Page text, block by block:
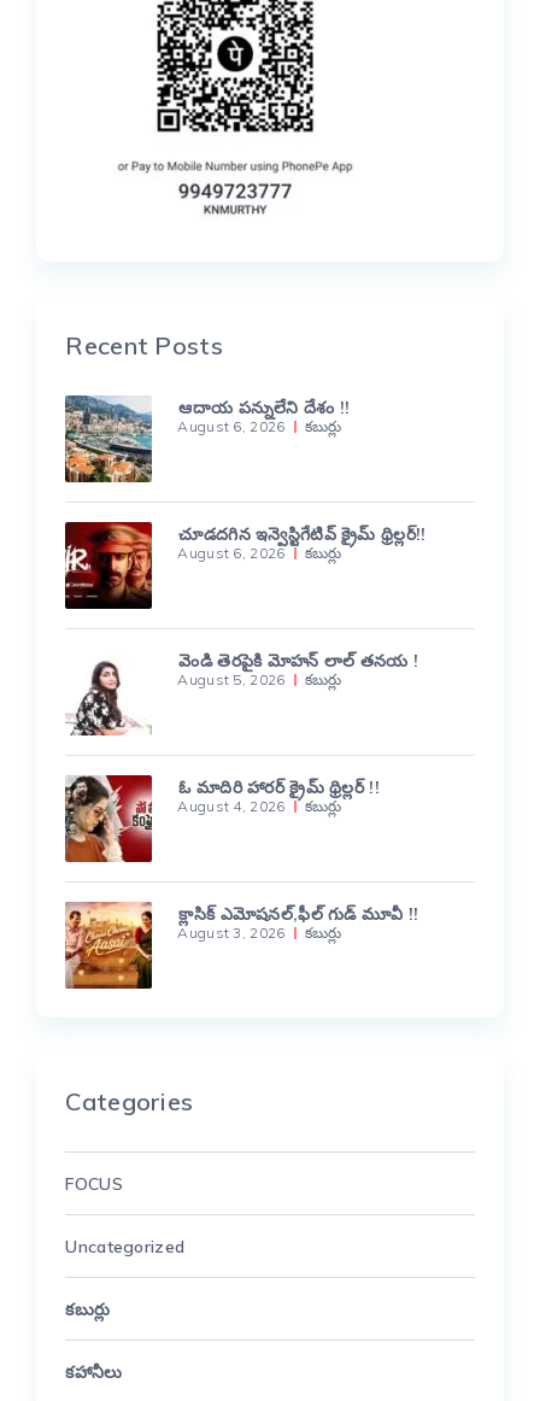
Recent Posts
ఆదాయ పన్నులేని దేశం !!
August 6, 2026 కబుర్లు
చూడదగిన ఇన్వెస్టిగేటివ్ క్రైమ్ థ్రిల్లర్!!
August 6, 2026 కబుర్లు
వెండి తెరపైకి మోహన్ లాల్ తనయ !
August 5, 2026 కబుర్లు
ఓ మాదిరి హారర్ క్రైమ్ థ్రిల్లర్ !!
August 4, 2026 కబుర్లు
క్లాసిక్ ఎమోషనల్,ఫీల్ గుడ్ మూవీ !!
August 3, 2026 కబుర్లు
Categories
FOCUS
Uncategorized
కబుర్లు
కహానీలు